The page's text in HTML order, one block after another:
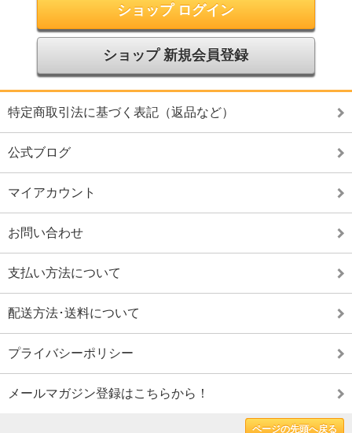
ショップ ログイン
ショップ 新規会員登録
特定商取引法に基づく表記（返品など）
公式ブログ
マイアカウント
お問い合わせ
支払い方法について
配送方法･送料について
プライバシーポリシー
メールマガジン登録はこちらから！
ページの先頭へ戻る